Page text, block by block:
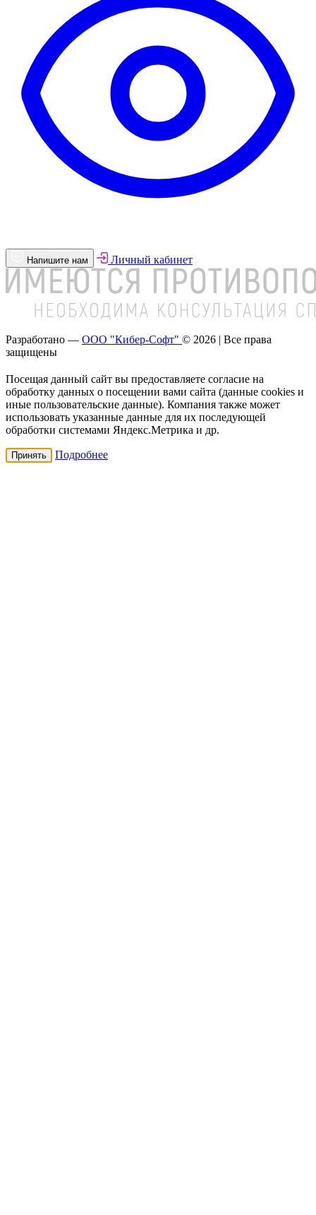
Напишите нам Личный кабинет
Разработано — ООО "Кибер-Софт" © 2026 | Все права
защищены
Посещая данный сайт вы предоставляете согласие на
обработку данных о посещении вами сайта (данные cookies и
иные пользовательские данные). Компания также может
использовать указанные данные для их последующей
обработки системами Яндекс.Метрика и др.
Принять Подробнее